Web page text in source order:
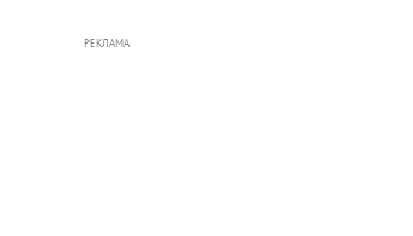
РЕКЛАМА